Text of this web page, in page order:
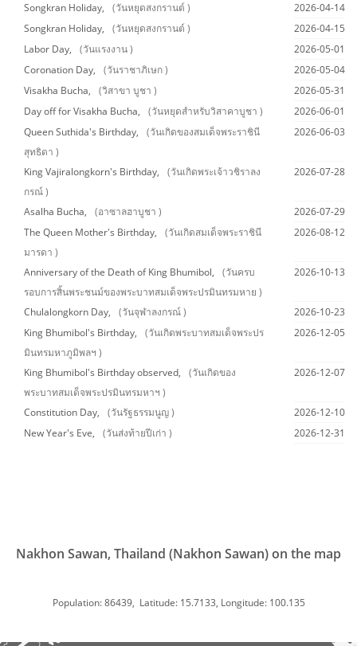
Songkran Holiday,
(วันหยุดสงกรานต์ )
2026-04-14
Songkran Holiday,
(วันหยุดสงกรานต์ )
2026-04-15
Labor Day,
(วันแรงงาน )
2026-05-01
Coronation Day,
(วันราชาภิเษก )
2026-05-04
Visakha Bucha,
(วิสาขา บูชา )
2026-05-31
Day off for Visakha Bucha,
(วันหยุดสำหรับวิสาคาบูชา )
2026-06-01
Queen Suthida's Birthday,
(วันเกิดของสมเด็จพระราชินี
สุทธิดา )
2026-06-03
King Vajiralongkorn's Birthday,
(วันเกิดพระเจ้าวชิราลง
กรณ์ )
2026-07-28
Asalha Bucha, (อาซาลฮาบูชา )
2026-07-29
The Queen Mother's Birthday,
(วันเกิดสมเด็จพระราชินี
มารดา )
2026-08-12
Anniversary of the Death of King Bhumibol,
(วันครบ
รอบการสิ้นพระชนม์ของพระบาทสมเด็จพระปรมินทรมหาย )
2026-10-13
Chulalongkorn Day, (วันจุฬาลงกรณ์ )
2026-10-23
King Bhumibol's Birthday,
(วันเกิดพระบาทสมเด็จพระปร
มินทรมหาภูมิพลฯ )
2026-12-05
King Bhumibol's Birthday observed,
(วันเกิดของ
พระบาทสมเด็จพระปรมินทรมหาฯ )
2026-12-07
Constitution Day, (วันรัฐธรรมนูญ )
2026-12-10
New Year's Eve,
(วันส่งท้ายปีเก่า ) 2026-12-31
Nakhon Sawan, Thailand (Nakhon Sawan) on the map
Population: 86439, Latitude: 15.7133, Longitude: 100.135